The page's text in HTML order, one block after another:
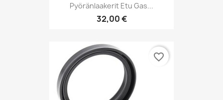
Pyöränlaakerit Etu Gas...
32,00 €
favorite_border